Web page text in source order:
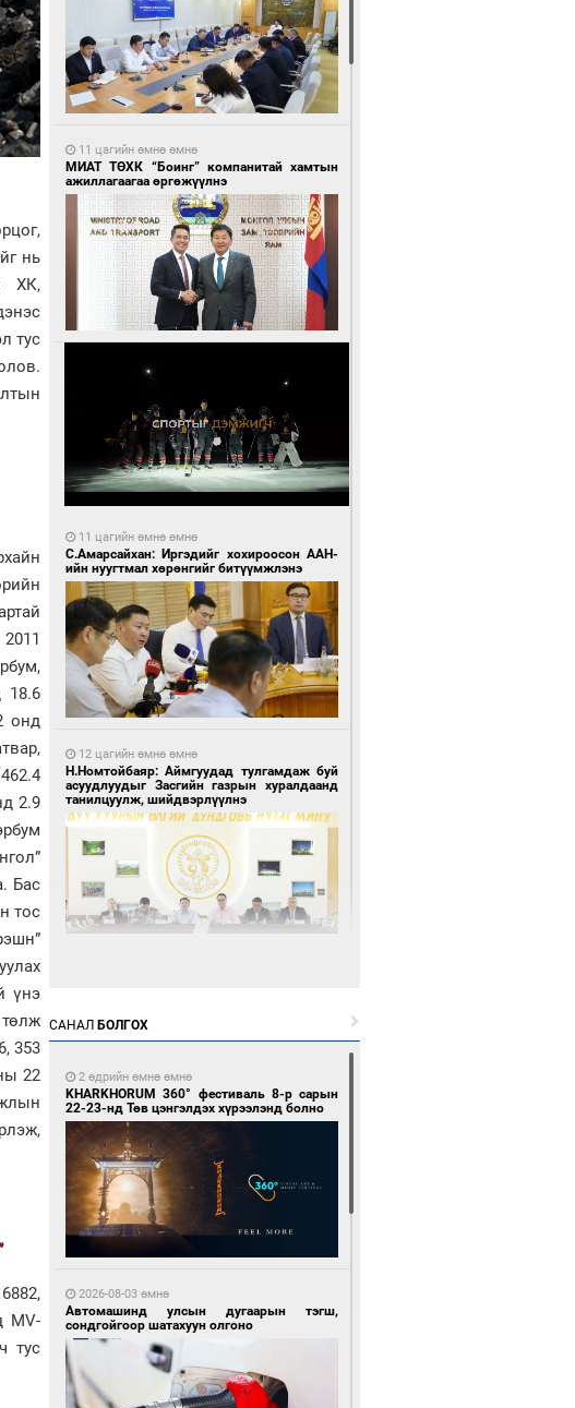
нь
ХК,
тус
18.6
онд
2.9
Бас
тос
үнэ
353
22
MV-
тус
11 цагийн өмнө өмнө
МИАТ ТӨХК “Боинг” компанитай хамтын
ажиллагаагаа өргөжүүлнэ
11 цагийн өмнө өмнө
С.Амарсайхан: Иргэдийг хохироосон ААН-
ийн нуугтмал хөрөнгийг битүүмжлэнэ
12 цагийн өмнө өмнө
Н.Номтойбаяр: Аймгуудад тулгамдаж буй
асуудлуудыг Засгийн газрын хуралдаанд
танилцуулж, шийдвэрлүүлнэ
дугаартай автомашинтай иргэдэд шатахуун
олгоно
20 цагийн өмнө өмнө
С.Бямбацогт Зүүн Азийн эрэгтэйчүүдийн
тамирчдад амжилт хүслээ
САНАЛ БОЛГОХ
2 өдрийн өмнө өмнө
KHARKHORUM 360° фестиваль 8-р сарын
22-23-нд Төв цэнгэлдэх хүрээлэнд болно
2026-08-03 өмнө
Автомашинд улсын дугаарын тэгш,
сондгойгоор шатахуун олгоно